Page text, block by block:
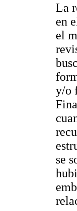
La
en
el
y/o
se